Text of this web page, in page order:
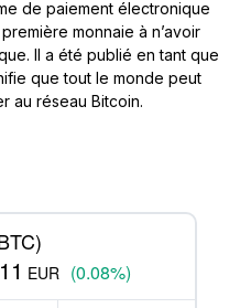
de paiement électronique
monnaie à n’avoir
Il a été publié en tant que
que tout le monde peut
au réseau Bitcoin.
EUR (0.08%)